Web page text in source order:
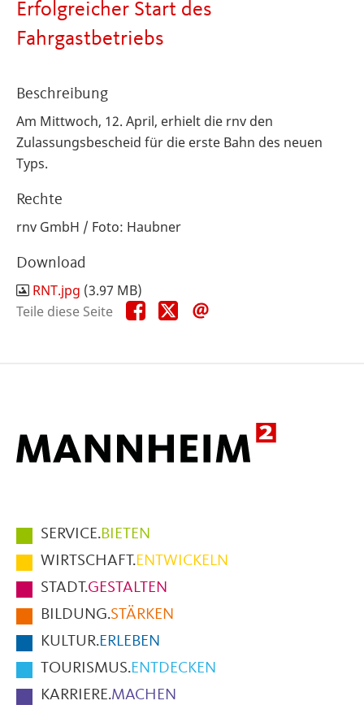
Erfolgreicher Start des
Fahrgastbetriebs
Beschreibung
Am Mittwoch, 12. April, erhielt die rnv den
Zulassungsbescheid für die erste Bahn des neuen
Typs.
Rechte
rnv GmbH / Foto: Haubner
Download
RNT.jpg (3.97 MB)
Teile diese Seite
Teile
diese
Teile
diese
Hauptmenüpunkte
im
Fußbereich
der
Seite
SERVICE.BIETEN
WIRTSCHAFT.ENTWICKELN
STADT.GESTALTEN
BILDUNG.STÄRKEN
KULTUR.ERLEBEN
TOURISMUS.ENTDECKEN
KARRIERE.MACHEN